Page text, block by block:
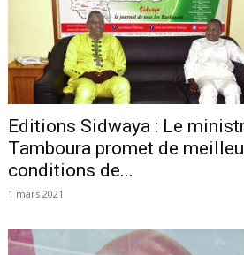
Editions Sidwaya : Le
Tamboura promet de
conditions de...
1 mars 2021